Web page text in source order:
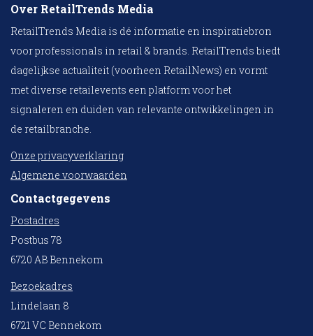
Over RetailTrends Media
RetailTrends Media is dé informatie en inspiratiebron
voor professionals in retail & brands. RetailTrends biedt
dagelijkse actualiteit (voorheen RetailNews) en vormt
met diverse retailevents een platform voor het
signaleren en duiden van relevante ontwikkelingen in
de retailbranche.
Onze privacyverklaring
Algemene voorwaarden
Contactgegevens
Postadres
Postbus 78
6720 AB Bennekom
Bezoekadres
Lindelaan 8
6721 VC Bennekom